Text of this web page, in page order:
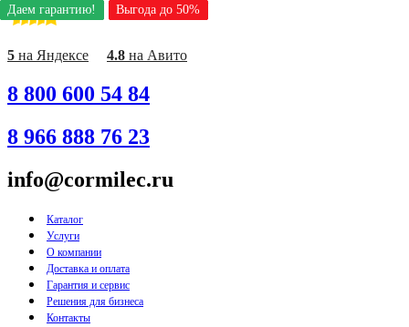
Перейти
к
содержимому
5 на Яндексе 4.8 на Авито
8 800 600 54 84
8 966 888 76 23
info@cormilec.ru
Каталог
Услуги
О компании
Доставка и оплата
Гарантия и сервис
Решения для бизнеса
Контакты
Даем гарантию! Выгода до 50%
Даем гарантию! Выгода до 50%
Даем гарантию! Выгода до 50%
Даем гарантию! Выгода до 50%
Даем гарантию! Выгода до 50%
Даем гарантию! Выгода до 50%
Даем гарантию! Выгода до 50%
Даем гарантию! Выгода до 50%
Даем гарантию! Выгода до 50%